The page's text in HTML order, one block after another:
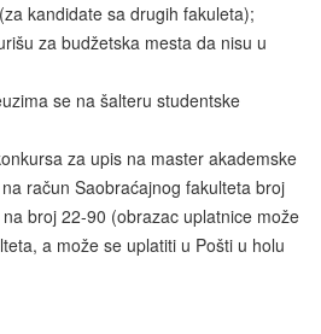
kandidate sa drugih fakuleta);
za budžetska mesta da nisu u
se na šalteru studentske
za upis na master akademske
račun Saobraćajnog fakulteta broj
broj 22-90 (obrazac uplatnice može
a može se uplatiti u Pošti u holu